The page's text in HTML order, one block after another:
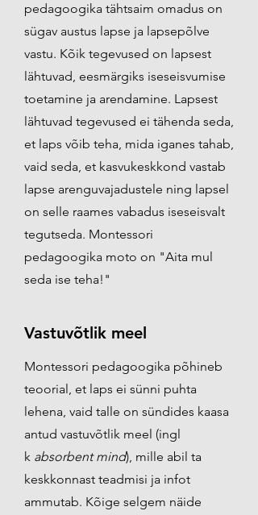
pedagoogika tähtsaim omadus on
sügav austus lapse ja lapsepõlve
vastu. Kõik tegevused on lapsest
lähtuvad, eesmärgiks iseseisvumise
toetamine ja arendamine. Lapsest
lähtuvad tegevused ei tähenda seda,
et laps võib teha, mida iganes tahab,
vaid seda, et kasvukeskkond vastab
lapse arenguvajadustele ning lapsel
on selle raames vabadus iseseisvalt
tegutseda. Montessori
pedagoogika moto on "Aita mul
seda ise teha!"
Vastuvõtlik meel
Montessori pedagoogika põhineb
teoorial, et laps ei sünni puhta
lehena, vaid talle on sündides kaasa
antud vastuvõtlik meel (ingl
k absorbent mind), mille abil ta
keskkonnast teadmisi ja infot
ammutab. Kõige selgem näide